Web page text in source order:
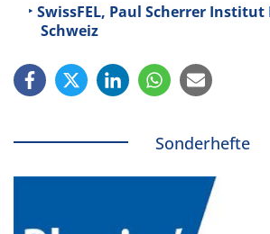
SwissFEL, Paul Scherrer Institut
Schweiz
Sonderhefte